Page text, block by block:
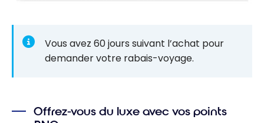
Vous avez 60 jours suivant l’achat pour
demander votre rabais-voyage.
Offrez-vous du luxe avec vos points